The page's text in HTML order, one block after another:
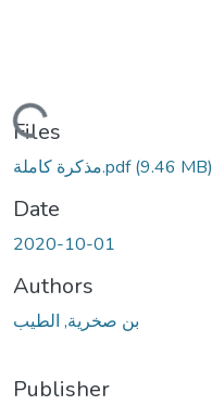
Loading...
Files
مذكرة كاملة.pdf(9.46 MB)
Date
2020-10-01
Authors
بن صخرية, الطيب
Publisher